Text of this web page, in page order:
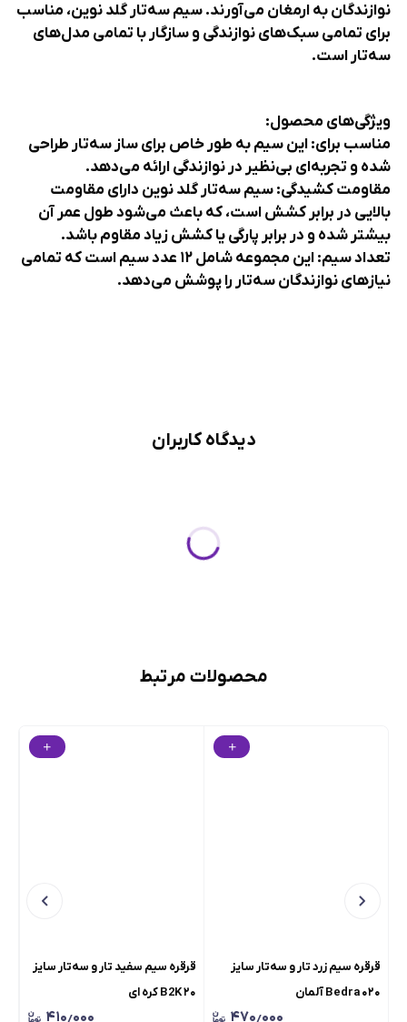
نوازندگان به ارمغان می‌آورند. سیم سه‌تار گلد نوین، مناسب
برای تمامی سبک‌های نوازندگی و سازگار با تمامی مدل‌های
سه‌تار است.
ویژگی‌های محصول:
مناسب برای: این سیم به طور خاص برای ساز سه‌تار طراحی
شده و تجربه‌ای بی‌نظیر در نوازندگی ارائه می‌دهد.
مقاومت کشیدگی: سیم سه‌تار گلد نوین دارای مقاومت
بالایی در برابر کشش است، که باعث می‌شود طول عمر آن
بیشتر شده و در برابر پارگی یا کشش زیاد مقاوم باشد.
تعداد سیم: این مجموعه شامل ۱۲ عدد سیم است که تمامی
نیازهای نوازندگان سه‌تار را پوشش می‌دهد.
دیدگاه کاربران
محصولات مرتبط
قرقره سیم زرد تار و سه‌تار سایز
۰۲۰ Bedra آلمان
۴۷۰٫۰۰۰
قرقره سیم سفید تار و سه‌تار سایز
۲۰ B2K کره ای
۴۱۰٫۰۰۰